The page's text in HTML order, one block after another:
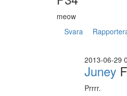
meow
Svara
2013-06-29
Juney
Prrrr.